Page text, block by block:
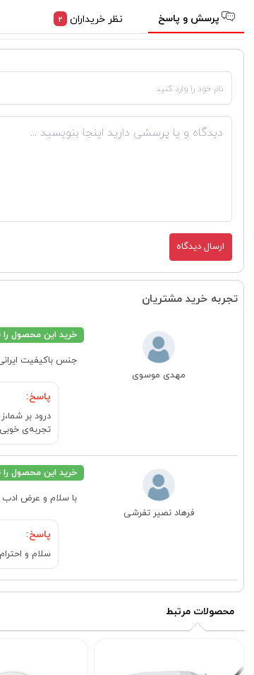
پرسش و پاسخ نظر خریداران 2
ارسال دیدگاه
تجربه خرید مشتریان
مهدی موسوی
خرید این محصول
جنس باکیفیت
پاسخ:
تجربه‌ی خوبی
فرهاد نصیر تفرشی
خرید این محصول
با سلام و عرض
پاسخ:
سلام و
محصولات مرتبط